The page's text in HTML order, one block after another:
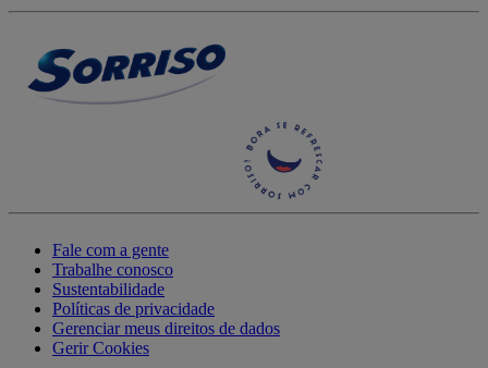
Fale com a gente
Trabalhe conosco
Sustentabilidade
Políticas de privacidade
Gerenciar meus direitos de dados
Gerir Cookies